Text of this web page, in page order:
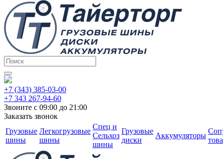
+7 (343) 385-03-00
+7 343 267-94-60
Звоните с 09:00 до 21:00
Заказать звонок
Грузовые
шины
Легкогрузовые
шины
Спец и
Сельхоз
шины
Грузовые
диски
Аккумуляторы